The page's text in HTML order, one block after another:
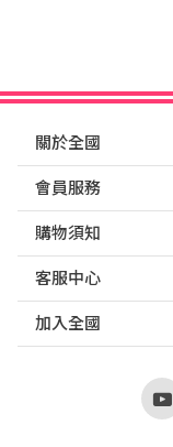
關於全國
會員服務
購物須知
客服中心
加入全國